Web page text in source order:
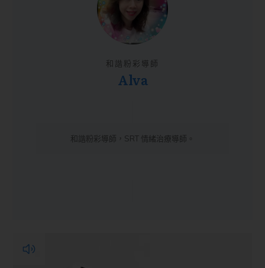
和諧粉彩導師
Alva
和諧粉彩導師，SRT 情緒治療導師。